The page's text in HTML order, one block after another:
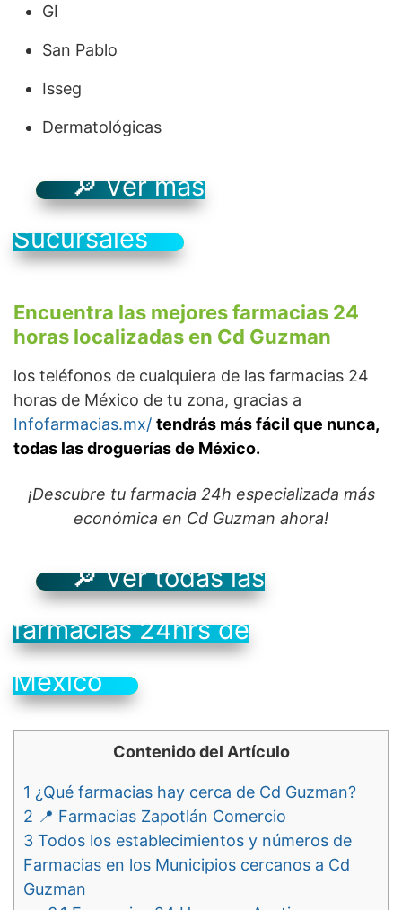
GI
San Pablo
Isseg
Dermatológicas
🔎 Ver más
Sucursales
Encuentra las mejores farmacias 24
horas localizadas en Cd Guzman
los teléfonos de cualquiera de las farmacias 24
horas de México de tu zona, gracias a
Infofarmacias.mx/ tendrás más fácil que nunca,
todas las droguerías de México.
¡Descubre tu farmacia 24h especializada más
económica en Cd Guzman ahora!
🔎 Ver todas las
farmacias 24hrs de
México
Contenido del Artículo
1 ¿Qué farmacias hay cerca de Cd Guzman?
2 📍 Farmacias Zapotlán Comercio
3 Todos los establecimientos y números de
Farmacias en los Municipios cercanos a Cd
Guzman